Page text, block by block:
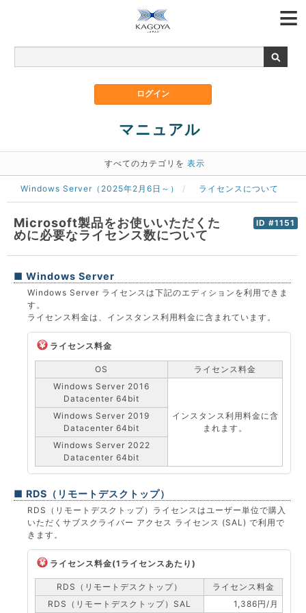
マニュアル
すべてのカテゴリを 表示
Windows Server（2025年2月6日～） ライセンスについて
ID #1151
Microsoft製品をお使いいただくた
めに必要なライセンス数について
■ Windows Server
Windows Server ライセンスは下記のエディションを利用できま
す。
ライセンス料金は、インスタンス利用料金に含まれています。
ライセンス料金
OS
ライセンス料金
Windows Server 2016
Datacenter 64bit
インスタンス利用料金に含
まれます。
Windows Server 2019
Datacenter 64bit
Windows Server 2022
Datacenter 64bit
■ RDS（リモートデスクトップ）
RDS（リモートデスクトップ）ライセンスはユーザー単位で購入
いただくサブスクライバー アクセス ライセンス (SAL) で利用で
きます。
ライセンス料金(1ライセンスあたり)
RDS（リモートデスクトップ）
ライセンス料金
RDS（リモートデスクトップ）SAL
1,386円/月